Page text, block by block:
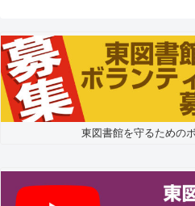
東図書館を守るための